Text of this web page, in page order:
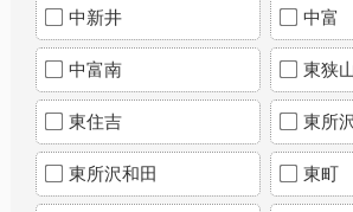
中新井 中富
中富南 東狭
東住吉 東所沢
東所沢和田 東町